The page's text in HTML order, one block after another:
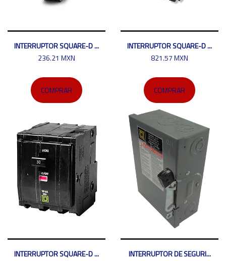
INTERRUPTOR SQUARE-D ...
236.21 MXN
COMPRAR
INTERRUPTOR SQUARE-D ...
821.57 MXN
COMPRAR
INTERRUPTOR SQUARE-D ...
INTERRUPTOR DE SEGURI...